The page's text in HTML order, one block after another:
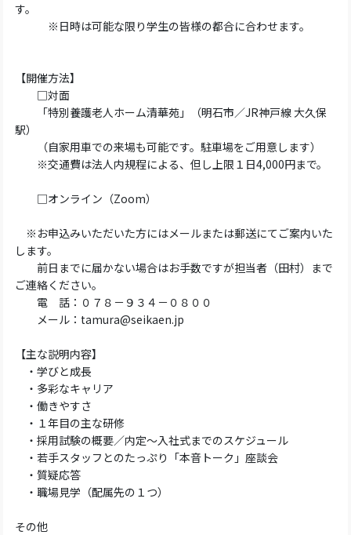
す。
※日時は可能な限り学生の皆様の都合に合わせます。
【開催方法】
□対面
「特別養護老人ホーム清華苑」（明石市／JR神戸線 大久保
駅）
（自家用車での来場も可能です。駐車場をご用意します）
※交通費は法人内規程による、但し上限１日4,000円まで。
□オンライン（Zoom）
※お申込みいただいた方にはメールまたは郵送にてご案内いた
します。
前日までに届かない場合はお手数ですが担当者（田村）まで
ご連絡ください。
電 話：０７８－９３４－０８００
メール：tamura@seikaen.jp
【主な説明内容】
・学びと成長
・多彩なキャリア
・働きやすさ
・１年目の主な研修
・採用試験の概要／内定～入社式までのスケジュール
・若手スタッフとのたっぷり「本音トーク」座談会
・質疑応答
・職場見学（配属先の１つ）
その他